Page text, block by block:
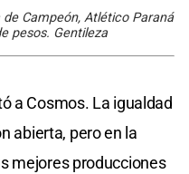
Campeón, Atlético Paraná
pesos. Gentileza
a Cosmos. La igualdad
abierta, pero en la
mejores producciones